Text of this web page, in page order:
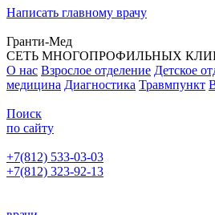
Написать главному врачу
Гранти-Мед
СЕТЬ МНОГОПРОФИЛЬНЫХ
О нас Взрослое отделение Детское
медицина Диагностика Травмпункт
Поиск
по сайту
+7(812) 533-03-03
+7(812) 323-92-13